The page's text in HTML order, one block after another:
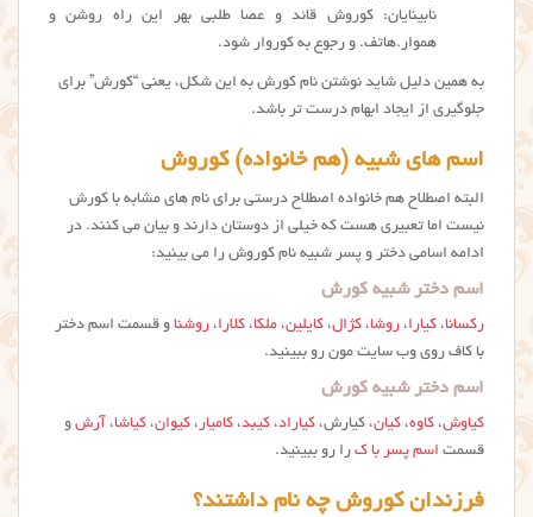
نابینایان: کوروش قائد و عصا طلبی بهر این راه روشن و
هموار.هاتف. و رجوع به کوروار شود.
به همین دلیل شاید نوشتن نام کورش به این شکل، یعنی “کورش” برای
جلوگیری از ایجاد ابهام درست تر باشد.
اسم های شبیه (هم خانواده) کوروش
البته اصطلاح هم خانواده اصطلاح درستی برای نام های مشابه با کورش
نیست اما تعبیری هست که خیلی از دوستان دارند و بیان می کنند. در
ادامه اسامی دختر و پسر شبیه نام کوروش را می بینید:
اسم دختر شبیه کورش
رکسانا، کیارا، روشا، کژال، کایلین، ملکا، کلارا، روشنا و قسمت اسم دختر
با کاف روی وب سایت مون رو ببینید.
اسم دختر شبیه کورش
کیاوش، کاوه، کیان، کیارش، کیاراد، کیبد، کامیار، کیوان، کیاشا، آرش و
قسمت اسم پسر با ک را رو ببینید.
فرزندان کوروش چه نام داشتند؟